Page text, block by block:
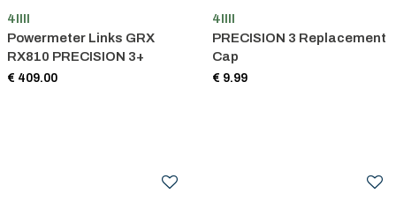
4IIII
Powermeter Links GRX
RX810 PRECISION 3+
€ 409.00
4IIII
PRECISION 3 Replacement
Cap
€ 9.99